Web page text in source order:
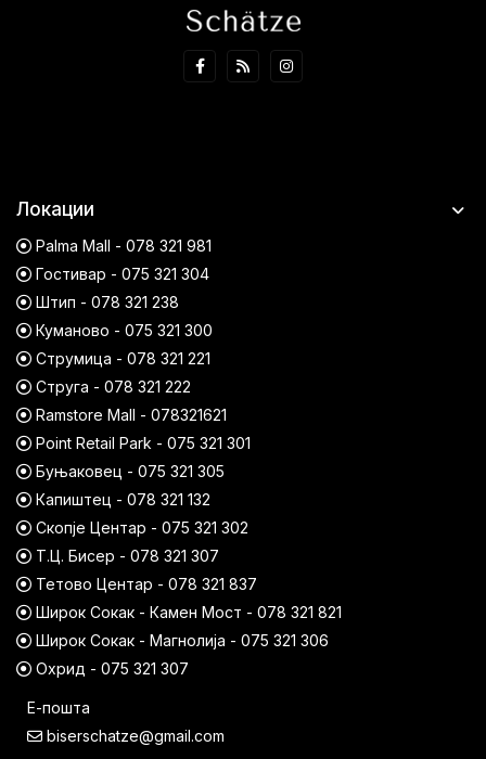
Локации
Palma Mall - 078 321 981
Гостивар - 075 321 304
Штип - 078 321 238
Куманово - 075 321 300
Струмица - 078 321 221
Струга - 078 321 222
Ramstore Mall - 078321621
Point Retail Park - 075 321 301
Буњаковец - 075 321 305
Капиштец - 078 321 132
Скопје Центар - 075 321 302
Т.Ц. Бисер - 078 321 307
Тетово Центар - 078 321 837
Широк Сокак - Камен Мост - 078 321 821
Широк Сокак - Магнолија - 075 321 306
Охрид - 075 321 307
Е-пошта
biserschatze@gmail.com